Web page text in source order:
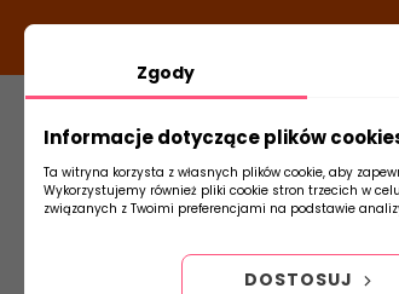
DODATKOWY RABAT Z KODEM:
Zgody
Informacje dotyczące plików
Ta witryna korzysta z własnych plików cookie, aby
Wykorzystujemy również pliki cookie stron trzecich w
związanych z Twoimi preferencjami na podstawie
DOSTOSUJ